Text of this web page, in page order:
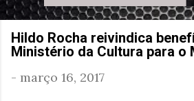
Hildo Rocha reivindica
Ministério da Cultura para o
- março 16, 2017